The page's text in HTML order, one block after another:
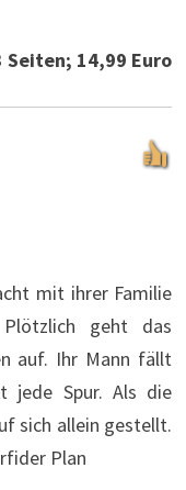
Seiten; 14,99 Euro
mit ihrer Familie
geht das
auf. Ihr Mann fällt
jede Spur. Als die
sich allein gestellt.
Plan